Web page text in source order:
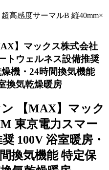
高感度サーマルB 縦40mm×
】マックス株式会社
トウェルネス設備推奨
機・24時間換気機能
換気乾燥暖房